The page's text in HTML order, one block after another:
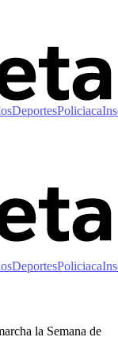
DeportesPoliciaca
DeportesPoliciaca
la Semana de